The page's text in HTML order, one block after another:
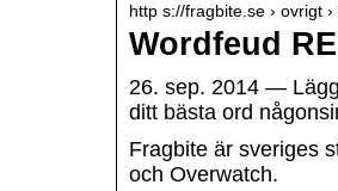
http s://fragbite.se › ovrigt
Wordfeud
26. sep. 2014 —
ditt bästa ord
Fragbite är sveriges
och Overwatch.